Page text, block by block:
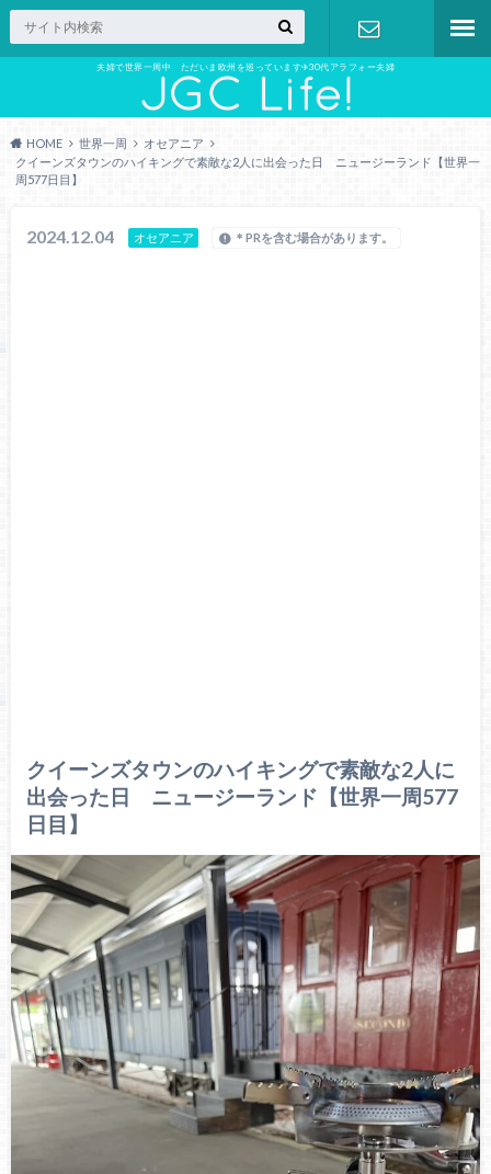
夫婦で世界一周中 ただいま欧州を巡っています✈︎30代アラフォー夫婦
お問い合わ
HOME 世界一周
オセアニア
クイーンズタウンのハイキングで素敵な2人に出会った日 ニュージーランド【世界一
周577日目】
2024.12.04 オセアニア ＊PRを含む場合があります。
クイーンズタウンのハイキングで素敵な2人に
出会った日 ニュージーランド【世界一周577
日目】